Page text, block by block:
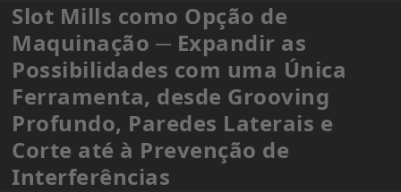
Slot Mills como Opção de
Maquinação ─ Expandir as
Possibilidades com uma Única
Ferramenta, desde Grooving
Profundo, Paredes Laterais e
Corte até à Prevenção de
Interferências